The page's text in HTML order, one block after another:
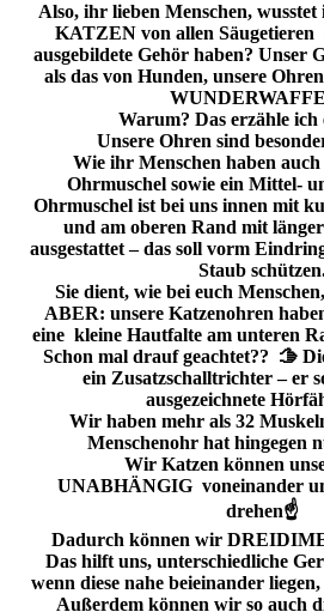
Also, ihr lieben Menschen,
KATZEN von allen Säugetieren
ausgebildete Gehör haben? Unser
als das von Hunden, unsere
Warum? Das erzähle ich
Unsere Ohren sind
Wie ihr Menschen haben
Ohrmuschel sowie ein Mittel-
Ohrmuschel ist bei uns innen mit
und am oberen Rand mit
ausgestattet – das soll vorm
Staub
Sie dient, wie bei euch
ABER: unsere Katzenohren
eine kleine Hautfalte am unteren
Schon mal drauf geachtet?? 🫱
ein Zusatzschalltrichter – er
ausgezeichnete
Wir haben mehr als 32
Menschenohr hat hingegen
Wir Katzen können
UNABHÄNGIG voneinander
drehen☝️
Dadurch können wir
Das hilft uns, unterschiedliche
wenn diese nahe beieinander
Außerdem können wir so auch